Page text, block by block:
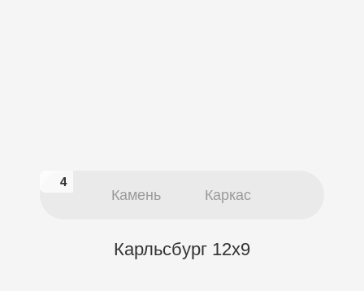
4
4
Камень Каркас
Карльсбург 12х9